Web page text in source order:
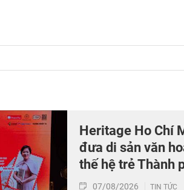
Heritage Ho Chí
đưa di sản văn
thế hệ trẻ Thành
07/08/2026 TIN TỨC